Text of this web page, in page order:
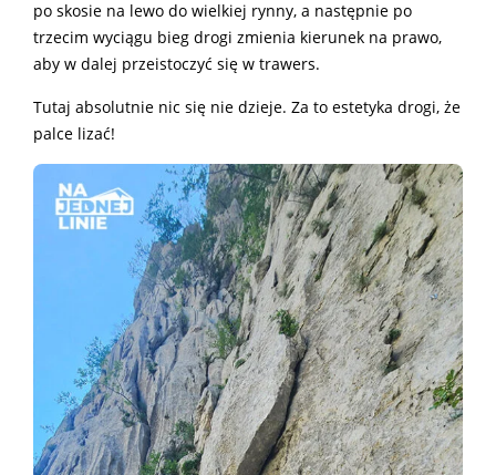
po skosie na lewo do wielkiej rynny, a następnie po
trzecim wyciągu bieg drogi zmienia kierunek na prawo,
aby w dalej przeistoczyć się w trawers.
Tutaj absolutnie nic się nie dzieje. Za to estetyka drogi, że
palce lizać!